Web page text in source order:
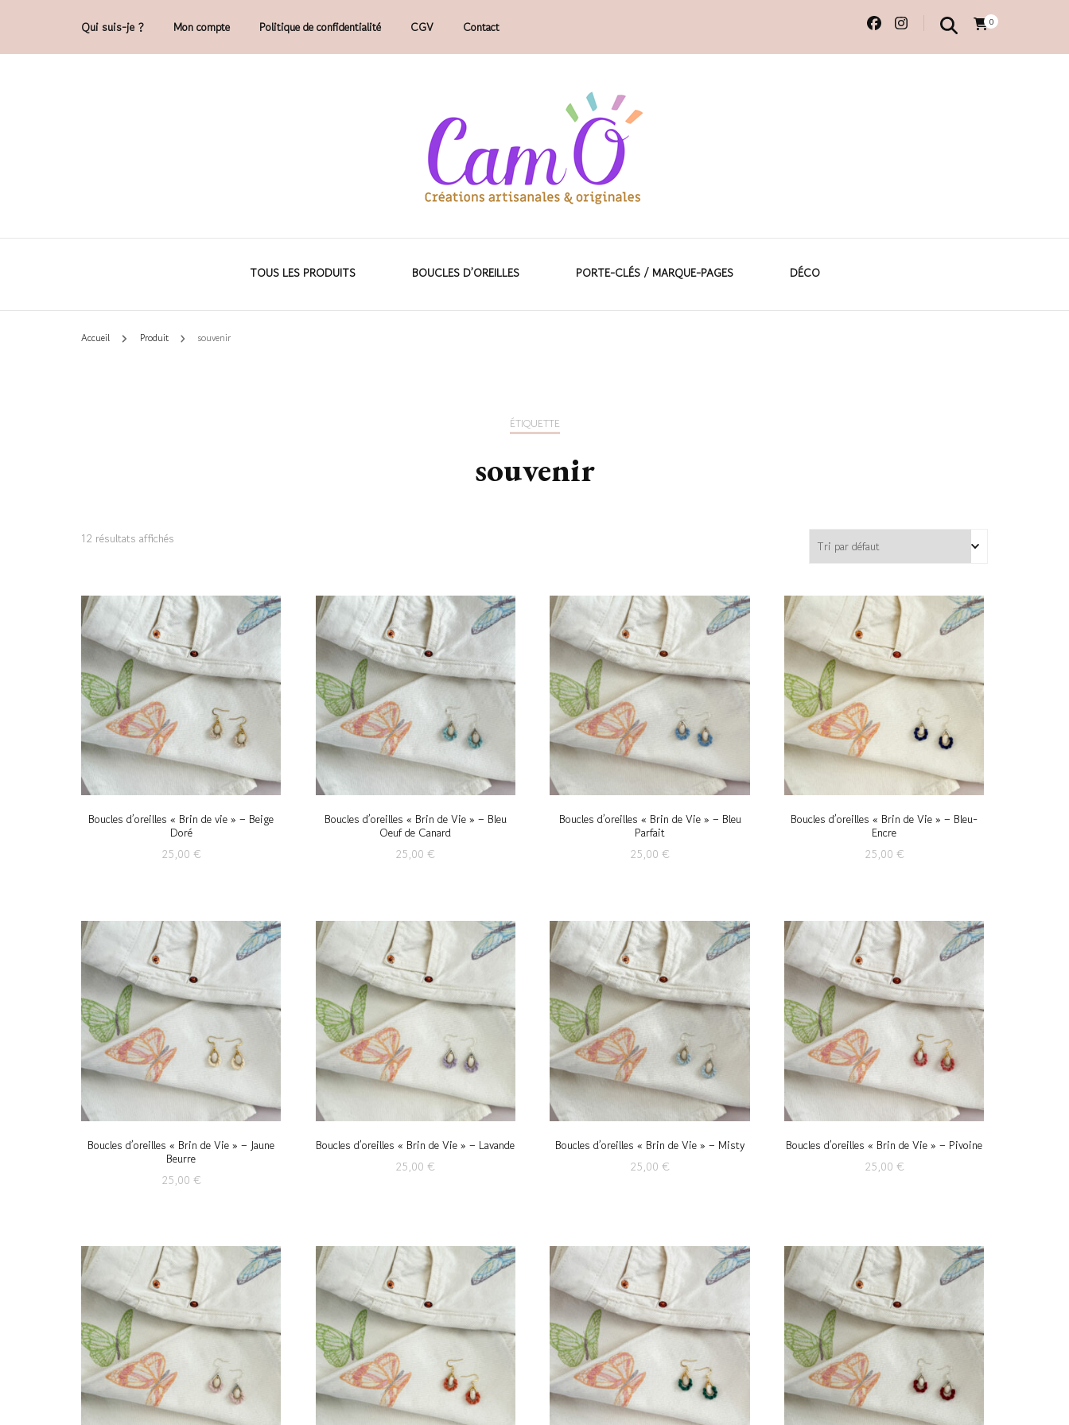
Qui suis-je ? Mon compte Politique de confidentialité CGV Contact 0
Cam'O – Créations artisanales & originales
TOUS LES PRODUITS BOUCLES D’OREILLES PORTE-CLÉS / MARQUE-PAGES DÉCO
Accueil Produit souvenir
ÉTIQUETTE
souvenir
12 résultats affichés
Boucles d’oreilles « Brin de vie » – Beige
Doré
25,00 €
Boucles d’oreilles « Brin de Vie » – Bleu
Oeuf de Canard
25,00€
Boucles d’oreilles « Brin de Vie » – Bleu
Parfait
25,00€
Boucles d’oreilles « Brin de Vie » – Bleu-
Encre
25,00 €
Boucles d’oreilles « Brin de Vie » – Jaune
Beurre
25,00 €
Boucles d’oreilles « Brin de Vie » – Lavande
25,00€
Boucles d’oreilles « Brin de Vie » – Misty
25,00€
Boucles d’oreilles « Brin de Vie » – Pivoine
25,00 €